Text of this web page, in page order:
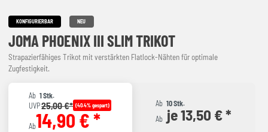
KONFIGURIERBAR NEU
JOMA PHOENIX III SLIM TRIKOT
Strapazierfähiges Trikot mit verstärkten Flatlock-Nähten für optimale
Zugfestigkeit.
Ab 1 Stk.
UVP25,00 €* (40.4% gespart)
Ab14,90 € *
Ab 10 Stk.
Ab je 13,50 € *